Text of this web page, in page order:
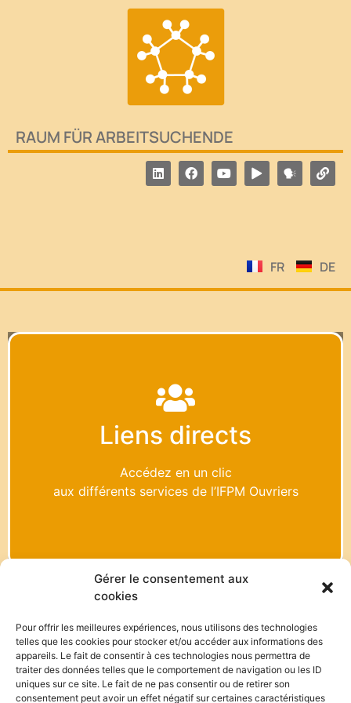
Gérer le consentement aux
cookies
Pour offrir les meilleures expériences, nous utilisons des technologies
telles que les cookies pour stocker et/ou accéder aux informations des
appareils. Le fait de consentir à ces technologies nous permettra de
traiter des données telles que le comportement de navigation ou les ID
uniques sur ce site. Le fait de ne pas consentir ou de retirer son
consentement peut avoir un effet négatif sur certaines caractéristiques
RAUM FÜR ARBEITSUCHENDE
FR DE
Liens directs
Accédez en un clic
aux différents services de l’IFPM Ouvriers
de
Gérer vos demandes d’incitants financiers
Télécharger les conventions / formulaires
Unternehmen Arbeitern Lehrer Studenten Arbeitsuchende
KONTAKT